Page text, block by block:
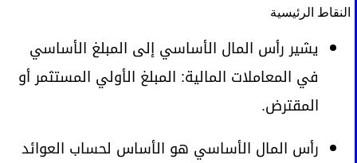
النقاط الرئيسية
يشير رأس المال الأساسي إلى المبلغ الأساسي
في المعاملات المالية: المبلغ الأولي المستثمر أو
المقترض.
رأس المال الأساسي هو الأساس لحساب العوائد